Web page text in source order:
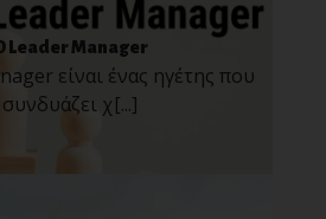
Leader Manager
είναι ένας ηγέτης που
συνδυάζει χ[...]